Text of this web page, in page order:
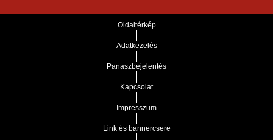
Oldaltérkép
Adatkezelés
Panaszbejelentés
Kapcsolat
Impresszum
Link és bannercsere